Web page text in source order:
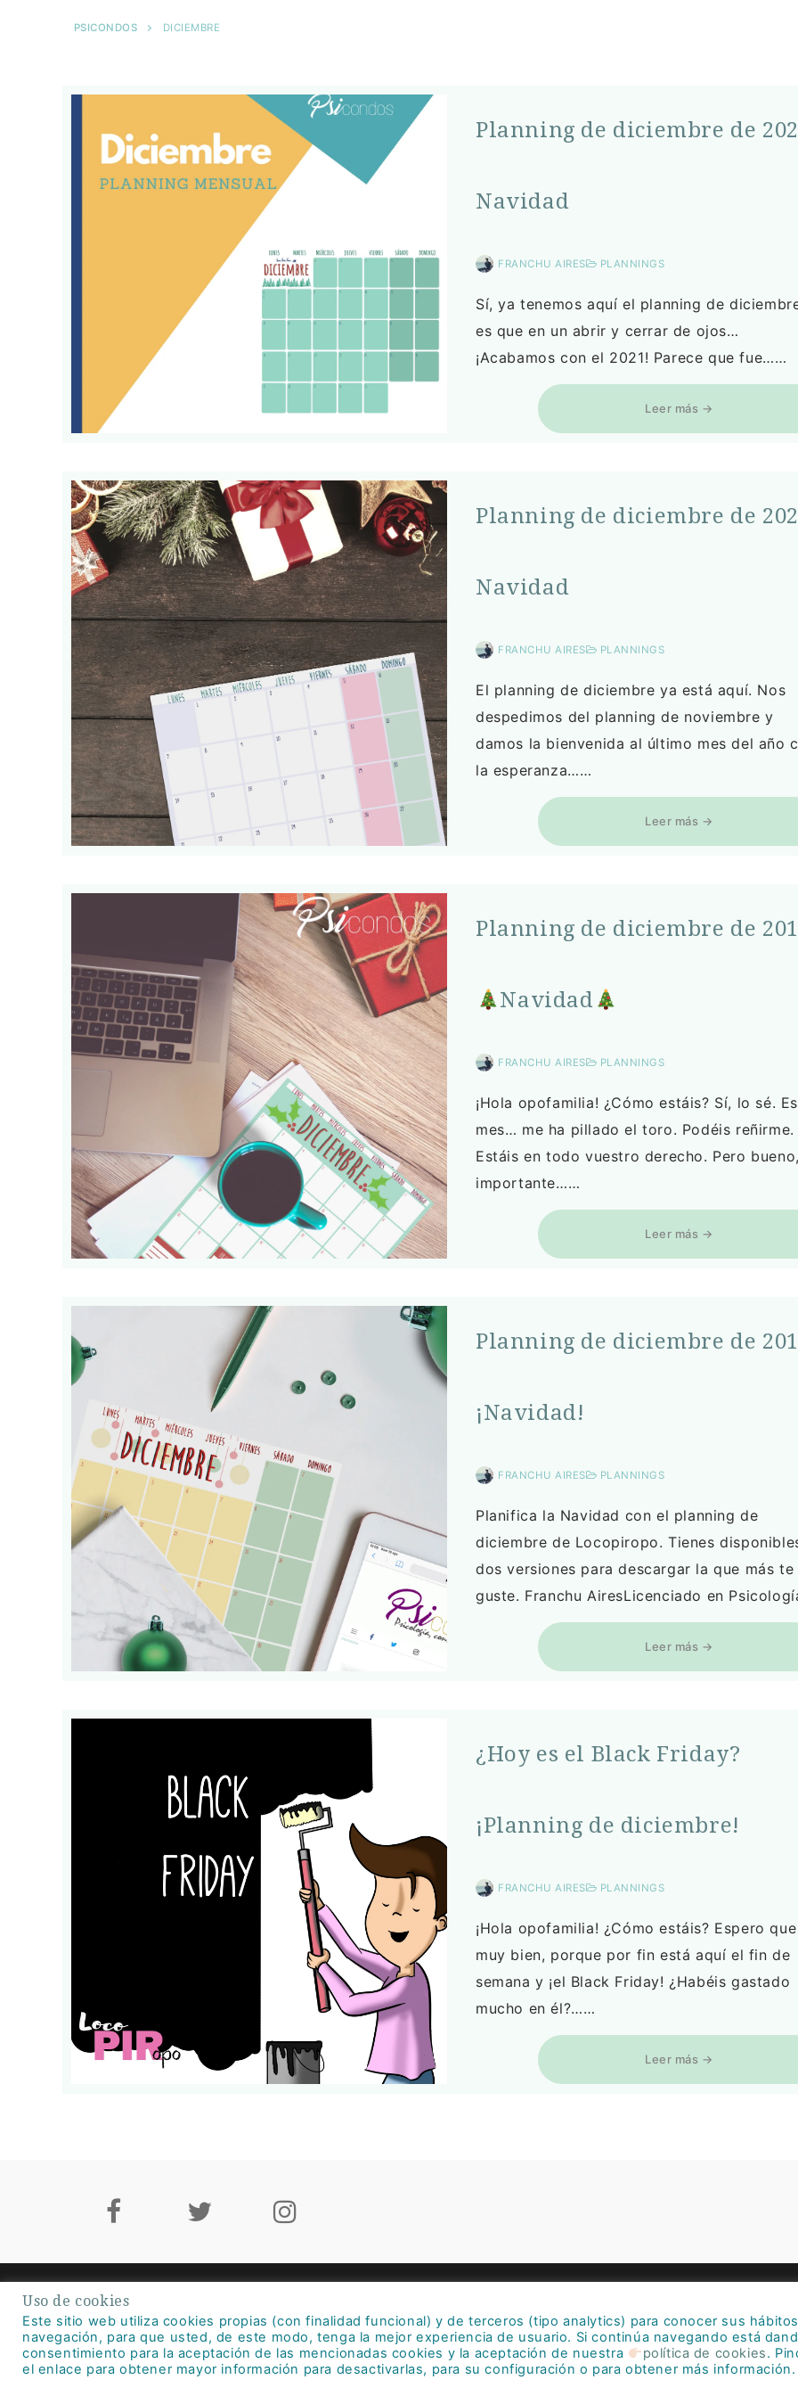
PSICONDOS DICIEMBRE
Planning de diciembre de
Navidad
FRANCHU AIRES PLANNINGS
Sí, ya tenemos aquí el planning de
es que en un abrir y cerrar de ojos…
¡Acabamos con el 2021! Parece que fue……
Leer más →
Planning de diciembre de
Navidad
FRANCHU AIRES PLANNINGS
El planning de diciembre ya está aquí. Nos
despedimos del planning de noviembre y
damos la bienvenida al último mes del año
la esperanza……
Leer más →
Planning de diciembre de
Navidad
FRANCHU AIRES PLANNINGS
¡Hola opofamilia! ¿Cómo estáis? Sí, lo sé.
mes… me ha pillado el toro. Podéis reñirme.
Estáis en todo vuestro derecho. Pero
importante……
Leer más →
Planning de diciembre de
¡Navidad!
FRANCHU AIRES PLANNINGS
Planifica la Navidad con el planning de
diciembre de Locopiropo. Tienes
dos versiones para descargar la que más te
guste. Franchu AiresLicenciado en
Leer más →
¿Hoy es el Black Friday?
¡Planning de diciembre!
FRANCHU AIRES PLANNINGS
¡Hola opofamilia! ¿Cómo estáis? Espero que
muy bien, porque por fin está aquí el fin de
semana y ¡el Black Friday! ¿Habéis gastado
mucho en él?……
Leer más →
contacto@psicondos.es
Política de
Política de
Aviso Legal
Uso de cookies
Este sitio web utiliza cookies propias (con finalidad funcional) y de terceros (tipo analytics) para conocer sus
navegación, para que usted, de este modo, tenga la mejor experiencia de usuario. Si continúa navegando está
consentimiento para la aceptación de las mencionadas cookies y la aceptación de nuestra
política de cookies.
el enlace para obtener mayor información para desactivarlas, para su configuración o para obtener más información.